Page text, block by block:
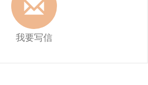
我要写信